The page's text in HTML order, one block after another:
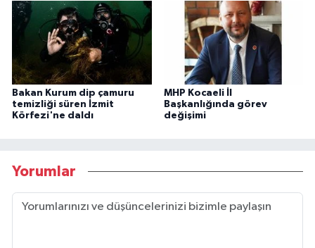
Bakan Kurum dip çamuru
temizliği süren İzmit
Körfezi'ne daldı
MHP Kocaeli İl
Başkanlığında görev
değişimi
Yorumlar